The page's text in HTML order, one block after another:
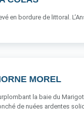
en bordure de littoral.
MOREL
la baie du
de nuées ardentes